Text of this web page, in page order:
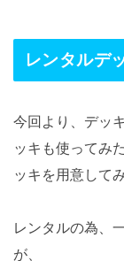
レンタルデ
今回より、デッ
ッキも使ってみ
ッキを用意して
レンタルの為、
が、